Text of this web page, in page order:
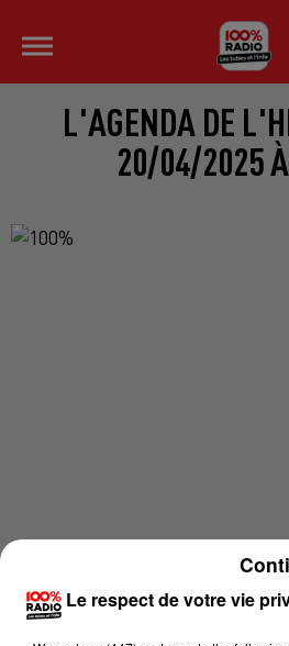
L'AGENDA DE
20/04/2025
Le respect de votre vie